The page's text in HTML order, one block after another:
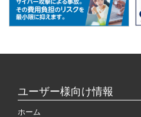
ユーザー様向け情報
ホーム